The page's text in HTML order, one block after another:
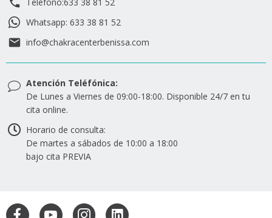
Whatsapp: 633 38 81 52
info@chakracenterbenissa.com
Atención Teléfónica:
De Lunes a Viernes de 09:00-18:00. Disponible 24/7 en tu
cita online.
Horario de consulta:
De martes a sábados de 10:00 a 18:00
bajo cita PREVIA